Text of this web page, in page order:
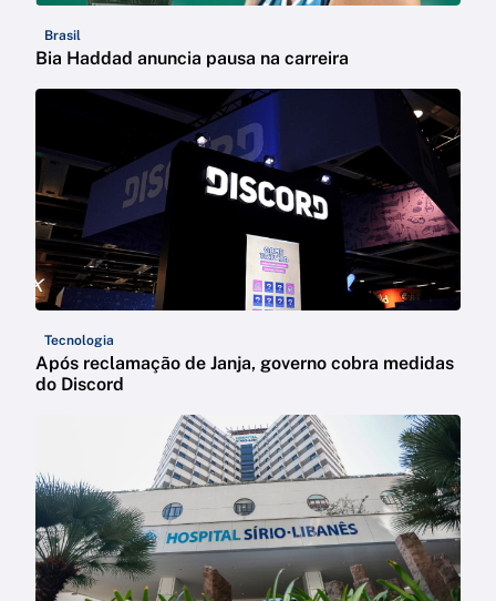
Brasil
Bia Haddad anuncia pausa na carreira
Tecnologia
Após reclamação de Janja, governo cobra medidas
do Discord